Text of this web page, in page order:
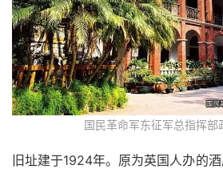
国民革命军东征军总指挥部
旧址建于1924年。原为英国人办的